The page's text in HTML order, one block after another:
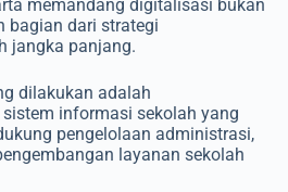
memandang digitalisasi bukan
bagian dari strategi
jangka panjang.
dilakukan adalah
informasi sekolah yang
pengelolaan administrasi,
layanan sekolah